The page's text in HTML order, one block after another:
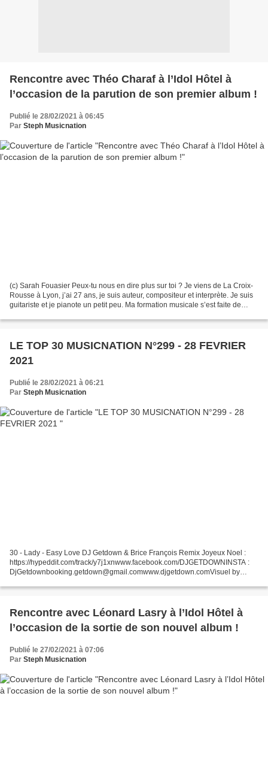
Rencontre avec Théo Charaf à l’Idol Hôtel à
l’occasion de la parution de son premier album !
Publié le 28/02/2021 à 06:45
Par Steph Musicnation
(c) Sarah Fouasier Peux-tu nous en dire plus sur toi ? Je viens de La Croix-
Rousse à Lyon, j’ai 27 ans, je suis auteur, compositeur et interprète. Je suis
guitariste et je pianote un petit peu. Ma formation musicale s’est faite de
LE TOP 30 MUSICNATION N°299 - 28 FEVRIER
2021
Publié le 28/02/2021 à 06:21
Par Steph Musicnation
30 - Lady - Easy Love DJ Getdown & Brice François Remix Joyeux Noel :
https://hypeddit.com/track/y7j1xnwww.facebook.com/DJGETDOWNINSTA :
DjGetdownbooking.getdown@gmail.comwww.djgetdown.comVisuel by
Rencontre avec Léonard Lasry à l’Idol Hôtel à
l’occasion de la sortie de son nouvel album !
Publié le 27/02/2021 à 07:06
Par Steph Musicnation